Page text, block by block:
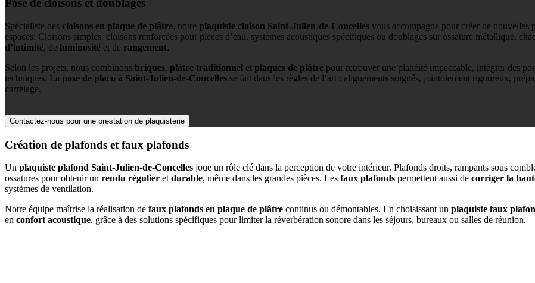
Pose de cloisons et doublages
Spécialiste des cloisons en plaque de plâtre, notre plaquiste cloison Saint-Julien-de-Concelles vous accompagne pour créer de nouvelles
espaces. Cloisons simples, cloisons renforcées pour pièces d’eau, systèmes acoustiques spécifiques ou doublages sur ossature métallique,
d’intimité, de luminosité et de rangement.
Selon les projets, nous combinons briques, plâtre traditionnel et plaques de plâtre pour retrouver une planéité impeccable, intégrer des
techniques. La pose de placo à Saint-Julien-de-Concelles se fait dans les règles de l’art : alignements soignés, jointoiement rigoureux,
carrelage.
Contactez-nous pour une prestation de plaquisterie
Création de plafonds et faux plafonds
Un plaquiste plafond Saint-Julien-de-Concelles joue un rôle clé dans la perception de votre intérieur. Plafonds droits, rampants sous
ossatures pour obtenir un rendu régulier etdurable, même dans les grandes pièces. Les faux plafonds permettent aussi de corriger la
systèmes de ventilation.
Notre équipe maîtrise la réalisation de faux plafonds en plaque de plâtre continus ou démontables. En choisissant un plaquiste faux
en confort acoustique, grâce à des solutions spécifiques pour limiter la réverbération sonore dans les séjours, bureaux ou salles de réunion.